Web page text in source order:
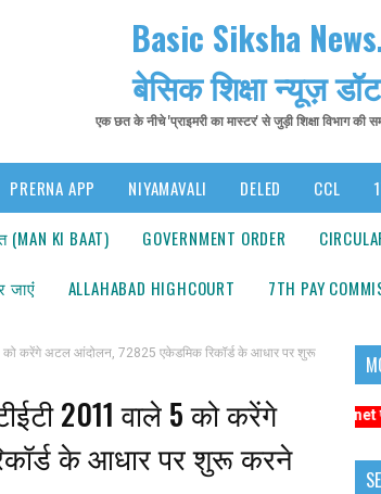
Basic Siksha
बेसिक शिक्षा न्यूज़
एक छत के नीचे 'प्राइमरी का मास्टर' से जुड़ी शिक्षा विभाग की
PRERNA APP NIYAMAVALI DELED CCL
(MAN KI BAAT) GOVERNMENT ORDER
जाएंं ALLAHABAD HIGHCOURT 7TH PAY
को करेंगे अटल आंदोलन, 72825 एकेडमिक रिकॉर्ड के आधार पर शुरू
2011 वाले 5 को करेंगे
के आधार पर शुरू करने
के लिए कृपया https://www.primarykamaster.net पर क्लिक करे